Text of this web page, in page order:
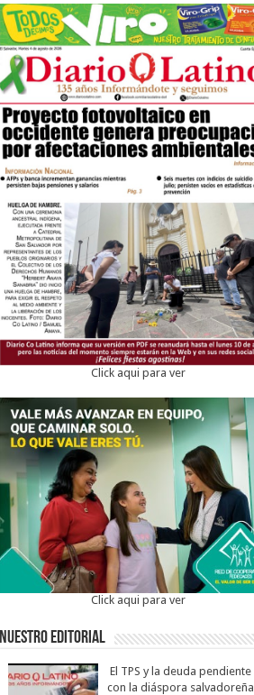
Click aqui para ver
Click aqui para ver
Nuestro Editorial
El TPS y la deuda pendiente
con la diáspora salvadoreña